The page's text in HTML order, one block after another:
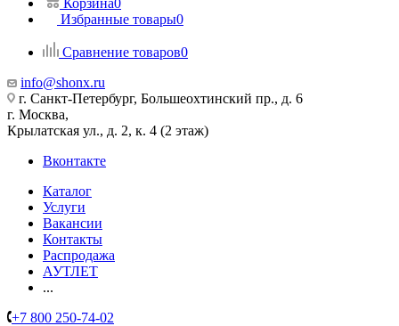
Корзина0
Избранные товары0
Сравнение товаров0
info@shonx.ru
г. Санкт-Петербург, Большеохтинский пр., д. 6
г. Москва,
Крылатская ул., д. 2, к. 4 (2 этаж)
Вконтакте
Каталог
Услуги
Вакансии
Контакты
Распродажа
АУТЛЕТ
...
+7 800 250-74-02